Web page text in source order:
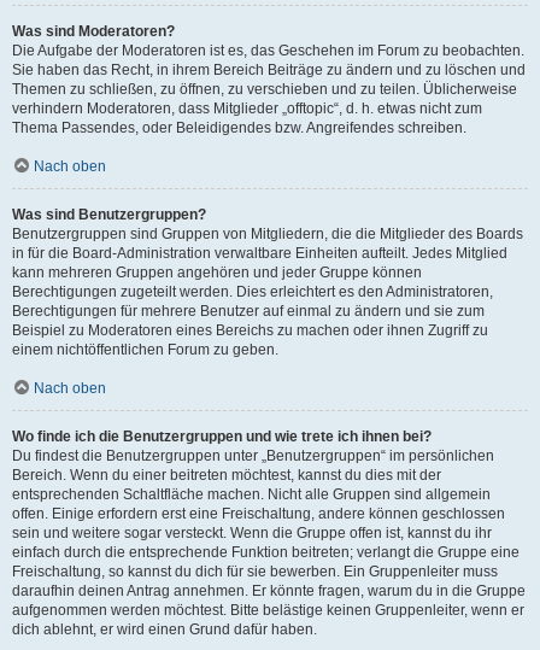
Was sind Moderatoren?
Die Aufgabe der Moderatoren ist es, das Geschehen im Forum zu beobachten.
Sie haben das Recht, in ihrem Bereich Beiträge zu ändern und zu löschen und
Themen zu schließen, zu öffnen, zu verschieben und zu teilen. Üblicherweise
verhindern Moderatoren, dass Mitglieder „offtopic“, d. h. etwas nicht zum
Thema Passendes, oder Beleidigendes bzw. Angreifendes schreiben.
Nach oben
Was sind Benutzergruppen?
Benutzergruppen sind Gruppen von Mitgliedern, die die Mitglieder des Boards
in für die Board-Administration verwaltbare Einheiten aufteilt. Jedes Mitglied
kann mehreren Gruppen angehören und jeder Gruppe können
Berechtigungen zugeteilt werden. Dies erleichtert es den Administratoren,
Berechtigungen für mehrere Benutzer auf einmal zu ändern und sie zum
Beispiel zu Moderatoren eines Bereichs zu machen oder ihnen Zugriff zu
einem nichtöffentlichen Forum zu geben.
Nach oben
Wo finde ich die Benutzergruppen und wie trete ich ihnen bei?
Du findest die Benutzergruppen unter „Benutzergruppen“ im persönlichen
Bereich. Wenn du einer beitreten möchtest, kannst du dies mit der
entsprechenden Schaltfläche machen. Nicht alle Gruppen sind allgemein
offen. Einige erfordern erst eine Freischaltung, andere können geschlossen
sein und weitere sogar versteckt. Wenn die Gruppe offen ist, kannst du ihr
einfach durch die entsprechende Funktion beitreten; verlangt die Gruppe eine
Freischaltung, so kannst du dich für sie bewerben. Ein Gruppenleiter muss
daraufhin deinen Antrag annehmen. Er könnte fragen, warum du in die Gruppe
aufgenommen werden möchtest. Bitte belästige keinen Gruppenleiter, wenn er
dich ablehnt, er wird einen Grund dafür haben.